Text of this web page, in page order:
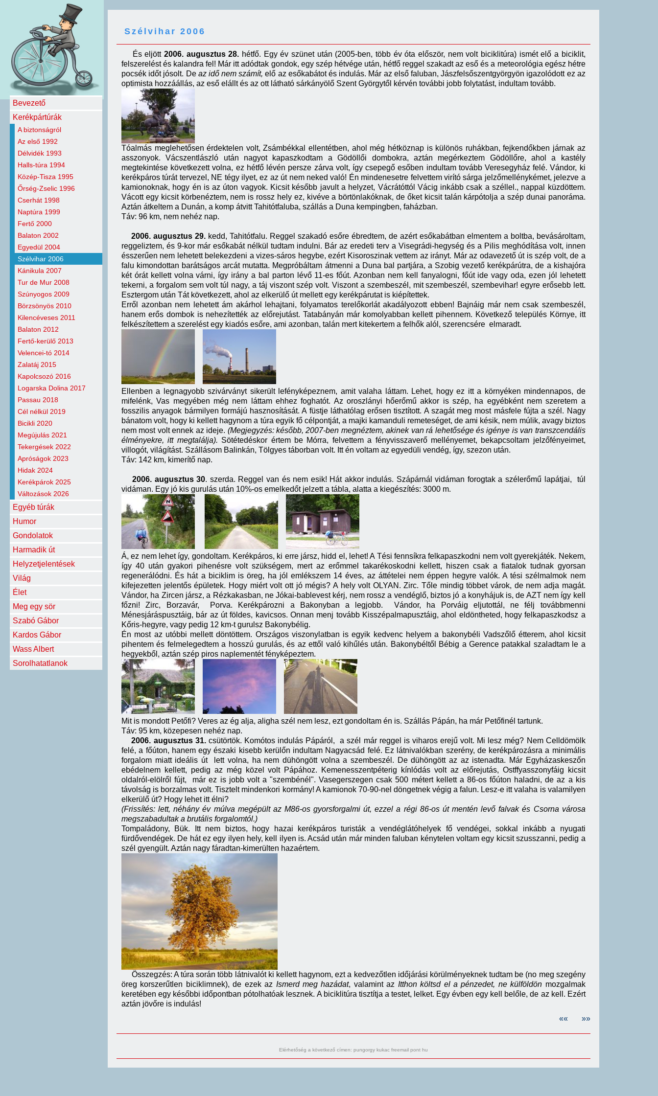
Bevezető
Kerékpártúrák
A biztonságról
Az első 1992
Délvidék 1993
Halls-túra 1994
Közép-Tisza 1995
Őrség-Zselic 1996
Cserhát 1998
Naptúra 1999
Fertő 2000
Balaton 2002
Egyedül 2004
Szélvihar 2006
Kánikula 2007
Tur de Mur 2008
Szúnyogos 2009
Börzsönyös 2010
Kilencéveses 2011
Balaton 2012
Fertő-kerülő 2013
Velencei-tó 2014
Zalatáj 2015
Kapolcsozó 2016
Logarska Dolina 2017
Passau 2018
Cél nélkül 2019
Bicikli 2020
Megújulás 2021
Tekergések 2022
Apróságok 2023
Hidak 2024
Kerékpárok 2025
Változások 2026
Egyéb túrák
Humor
Gondolatok
Harmadik út
Helyzetjelentések
Világ
Élet
Meg egy sör
Szabó Gábor
Kardos Gábor
Wass Albert
Sorolhatatlanok
Szélvihar 2006
És eljött2006. augusztus 28. hétfő. Egy év szünet után (2005-ben, több év óta először, nem volt biciklitúra) ismét elő a biciklit,
felszerelést és kalandra fel! Már itt adódtak gondok, egy szép hétvége után, hétfő reggel szakadt az eső és a meteorológia egész hétre
pocsék időt jósolt. De az idő nem számít, elő az esőkabátot és indulás. Már az első faluban, Jászfelsőszentgyörgyön igazolódott ez az
optimista hozzáállás, az eső elállt és az ott látható sárkányölő Szent Györgytől kérvén további jobb folytatást, indultam tovább.
Tóalmás meglehetősen érdektelen volt, Zsámbékkal ellentétben, ahol még hétköznap is különös ruhákban, fejkendőkben járnak az
asszonyok. Vácszentlászló után nagyot kapaszkodtam a Gödöllői dombokra, aztán megérkeztem Gödöllőre, ahol a kastély
megtekintése következett volna, ez hétfő lévén persze zárva volt, így csepegő esőben indultam tovább Veresegyház felé. Vándor, ki
kerékpáros túrát tervezel, NE tégy ilyet, ez az út nem neked való! Én mindenesetre felvettem virító sárga jelzőmellénykémet, jelezve a
kamionoknak, hogy én is az úton vagyok. Kicsit később javult a helyzet, Vácrátóttól Vácig inkább csak a széllel., nappal küzdöttem.
Vácott egy kicsit körbenéztem, nem is rossz hely ez, kivéve a börtönlakóknak, de őket kicsit talán kárpótolja a szép dunai panoráma.
Aztán átkeltem a Dunán, a komp átvitt Tahitótfaluba, szállás a Duna kempingben, faházban.
Táv: 96 km, nem nehéz nap.
2006. augusztus 29.kedd, Tahitótfalu. Reggel szakadó esőre ébredtem, de azért esőkabátban elmentem a boltba, bevásároltam,
reggeliztem, és 9-kor már esőkabát nélkül tudtam indulni. Bár az eredeti terv a Visegrádi-hegység és a Pilis meghódítása volt, innen
ésszerűen nem lehetett belekezdeni a vizes-sáros hegybe, ezért Kisoroszinak vettem az irányt. Már az odavezető út is szép volt, de a
falu kimondottan barátságos arcát mutatta. Megpróbáltam átmenni a Duna bal partjára, a Szobig vezető kerékpárútra, de a kishajóra
két órát kellett volna várni, így irány a bal parton lévő 11-es főút. Azonban nem kell fanyalogni, főút ide vagy oda, ezen jól lehetett
tekerni, a forgalom sem volt túl nagy, a táj viszont szép volt. Viszont a szembeszél, mit szembeszél, szembevihar! egyre erősebb lett.
Esztergom után Tát következett, ahol az elkerülő út mellett egy kerékpárutat is kiépítettek.
Erről azonban nem lehetett ám akárhol lehajtani, folyamatos terelőkorlát akadályozott ebben! Bajnáig már nem csak szembeszél,
hanem erős dombok is nehezítették az előrejutást. Tatabányán már komolyabban kellett pihennem. Következő település Környe, itt
felkészítettem a szerelést egy kiadós esőre, ami azonban, talán mert kitekertem a felhők alól, szerencsére elmaradt.
Ellenben a legnagyobb szivárványt sikerült lefényképeznem, amit valaha láttam. Lehet, hogy ez itt a környéken mindennapos, de
mifelénk, Vas megyében még nem láttam ehhez foghatót. Az oroszlányi hőerőmű akkor is szép, ha egyébként nem szeretem a
fosszilis anyagok bármilyen formájú hasznosítását. A füstje láthatólag erősen tisztított. A szagát meg most másfele fújta a szél. Nagy
bánatom volt, hogy ki kellett hagynom a túra egyik fő célpontját, a majki kamanduli remeteséget, de ami késik, nem múlik, avagy biztos
nem most volt ennek az ideje. (Megjegyzés: később, 2007-ben megnéztem, akinek van rá lehetősége és igénye is van transzcendális
élményekre, itt megtalálja). Sötétedéskor értem be Mórra, felvettem a fényvisszaverő mellényemet, bekapcsoltam jelzőfényeimet,
villogót, világítást. Szállásom Balinkán, Tölgyes táborban volt. Itt én voltam az egyedüli vendég, így, szezon után.
Táv: 142 km, kimerítő nap.
2006. augusztus 30. szerda. Reggel van és nem esik! Hát akkor indulás. Szápárnál vidáman forogtak a szélerőmű lapátjai, túl
vidáman. Egy jó kis gurulás után 10%-os emelkedőt jelzett a tábla, alatta a kiegészítés: 3000 m.
Á, ez nem lehet így, gondoltam. Kerékpáros, ki erre jársz, hidd el, lehet! A Tési fennsíkra felkapaszkodni nem volt gyerekjáték. Nekem,
így 40 után gyakori pihenésre volt szükségem, mert az erőmmel takarékoskodni kellett, hiszen csak a fiatalok tudnak gyorsan
regenerálódni. És hát a biciklim is öreg, ha jól emlékszem 14 éves, az áttételei nem éppen hegyre valók. A tési szélmalmok nem
kifejezetten jelentős épületek. Hogy miért volt ott jó mégis? A hely volt OLYAN. Zirc. Tőle mindig többet várok, de nem adja magát.
Vándor, ha Zircen jársz, a Rézkakasban, ne Jókai-bablevest kérj, nem rossz a vendéglő, biztos jó a konyhájuk is, de AZT nem így kell
főzni! Zirc, Borzavár, Porva. Kerékpározni a Bakonyban a legjobb. Vándor, ha Porváig eljutottál, ne félj továbbmenni
Ménesjáráspusztáig, bár az út földes, kavicsos. Onnan menj tovább Kisszépalmapusztáig, ahol eldöntheted, hogy felkapaszkodsz a
Kőris-hegyre, vagy pedig 12 km-t gurulsz Bakonybélig.
Én most az utóbbi mellett döntöttem. Országos viszonylatban is egyik kedvenc helyem a bakonybéli Vadszőlő étterem, ahol kicsit
pihentem és felmelegedtem a hosszú gurulás, és az ettől való kihűlés után. Bakonybéltől Bébig a Gerence patakkal szaladtam le a
hegyekből, aztán szép piros naplementét fényképeztem.
Mit is mondott Petőfi? Veres az ég alja, aligha szél nem lesz, ezt gondoltam én is. Szállás Pápán, ha már Petőfinél tartunk.
Táv: 95 km, közepesen nehéz nap.
2006. augusztus 31.csütörtök. Komótos indulás Pápáról, a szél már reggel is viharos erejű volt. Mi lesz még? Nem Celldömölk
felé, a főúton, hanem egy északi kisebb kerülőn indultam Nagyacsád felé. Ez látnivalókban szerény, de kerékpározásra a minimális
forgalom miatt ideális út lett volna, ha nem dühöngött volna a szembeszél. De dühöngött az az istenadta. Már Egyházaskeszőn
ebédelnem kellett, pedig az még közel volt Pápához. Kemenesszentpéterig kínlódás volt az előrejutás, Ostffyasszonyfáig kicsit
oldalról-elölről fújt, már ez is jobb volt a "szembénél". Vasegerszegen csak 500 métert kellett a 86-os főúton haladni, de az a kis
távolság is borzalmas volt. Tisztelt mindenkori kormány! A kamionok 70-90-nel döngetnek végig a falun. Lesz-e itt valaha is valamilyen
elkerülő út? Hogy lehet itt élni?
(Frissítés: lett, néhány év múlva megépült az M86-os gyorsforgalmi út, ezzel a régi 86-os út mentén levő falvak és Csorna városa
megszabadultak a brutális forgalomtól.)
Tompaládony, Bük. Itt nem biztos, hogy hazai kerékpáros turisták a vendéglátóhelyek fő vendégei, sokkal inkább a nyugati
fürdővendégek. De hát ez egy ilyen hely, kell ilyen is. Acsád után már minden faluban kénytelen voltam egy kicsit szusszanni, pedig a
szél gyengült. Aztán nagy fáradtan-kimerülten hazaértem.
Összegzés: A túra során több látnivalót ki kellett hagynom, ezt a kedvezőtlen időjárási körülményeknek tudtam be (no meg szegény
öreg korszerűtlen biciklimnek), de ezek az Ismerd meg hazádat, valamint az Itthon költsd el a pénzedet, ne külföldön mozgalmak
keretében egy későbbi időpontban pótolhatóak lesznek. A biciklitúra tisztítja a testet, lelket. Egy évben egy kell belőle, de az kell. Ezért
aztán jövőre is indulás!
««
»»
Elérhetőség a következő címen: pungorgy kukac freemail pont hu